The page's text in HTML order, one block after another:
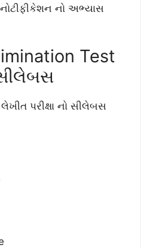
નોટીફીકેશન નો અભ્યાસ
Test
સીલેબસ
પરીક્ષા નો સીલેબસ